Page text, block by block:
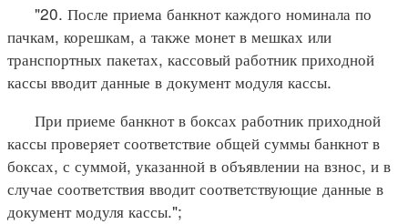
"20. После приема банкнот каждого номинала по
пачкам, корешкам, а также монет в мешках или
транспортных пакетах, кассовый работник приходной
кассы вводит данные в документ модуля кассы.
При приеме банкнот в боксах работник приходной
кассы проверяет соответствие общей суммы банкнот в
боксах, с суммой, указанной в объявлении на взнос, и в
случае соответствия вводит соответствующие данные в
документ модуля кассы.";